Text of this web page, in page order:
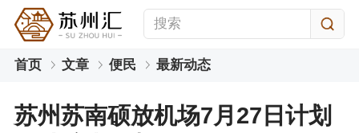
首页 文章 便民 最新动态
苏州苏南硕放机场7月27日计划